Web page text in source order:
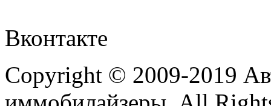
Вконтакте
Copyright © 2009-2019